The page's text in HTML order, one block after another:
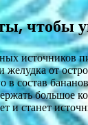
чтобы
от
в состав
большое
станет